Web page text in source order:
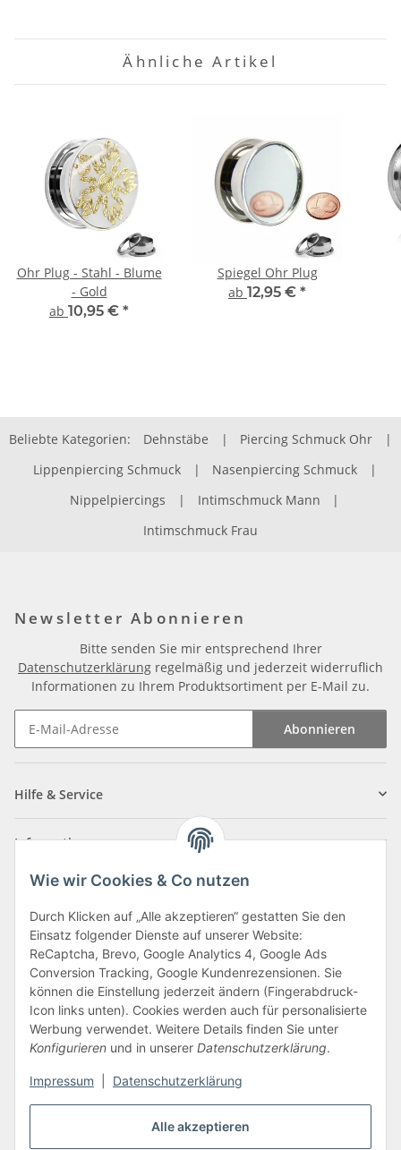
Alle akzeptieren
Wie wir Cookies & Co nutzen
Durch Klicken auf „Alle akzeptieren“ gestatten Sie den
Einsatz folgender Dienste auf unserer Website:
ReCaptcha, Brevo, Google Analytics 4, Google Ads
Conversion Tracking, Google Kundenrezensionen. Sie
können die Einstellung jederzeit ändern (Fingerabdruck-
Icon links unten). Cookies werden auch für personalisierte
Werbung verwendet. Weitere Details finden Sie unter
Konfigurieren und in unserer Datenschutzerklärung.
Impressum Datenschutzerklärung
Ähnliche Artikel
Ohr Plug - Stahl - Blume
- Gold
ab 10,95 € *
Spiegel Ohr Plug
ab 12,95 € *
Beliebte Kategorien: Dehnstäbe | Piercing Schmuck Ohr
|
Lippenpiercing Schmuck
| Nasenpiercing Schmuck
|
Nippelpiercings
| Intimschmuck Mann
|
Intimschmuck Frau
Newsletter Abonnieren
Bitte senden Sie mir entsprechend Ihrer
Datenschutzerklärung regelmäßig und jederzeit widerruflich
Informationen zu Ihrem Produktsortiment per E-Mail zu.
Abonnieren
Hilfe & Service
Informationen
Zahlungsarten
Vertrag widerrufen